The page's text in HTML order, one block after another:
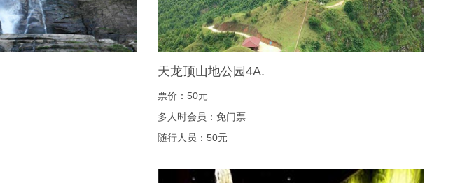
天龙顶山地公园4A.
票价：50元
多人时会员：免门票
随行人员：50元